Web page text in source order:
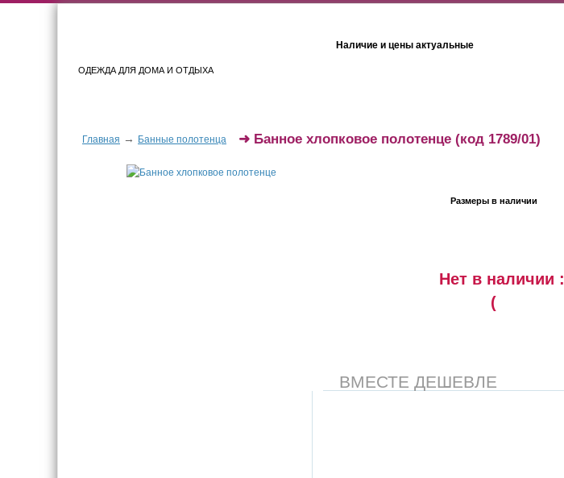
ОДЕЖДА ДЛЯ ДОМА И ОТДЫХА
Наличие и цены актуальные
Главная → Банные полотенца ➜ Банное хлопковое полотенце (код 1789/01)
Размеры в наличии
Нет в наличии :
(
ВМЕСТЕ ДЕШЕВЛЕ